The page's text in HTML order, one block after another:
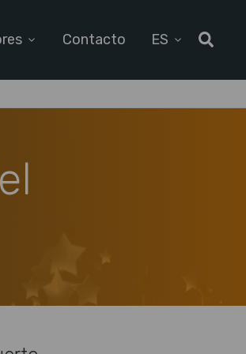
Contacto ES